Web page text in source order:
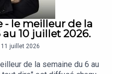
politique au Figaro
du cabinet Posidonie
du gouvernement
- le meilleur de la
10 juillet 2026.
juillet 2026
de la semaine du 6 au